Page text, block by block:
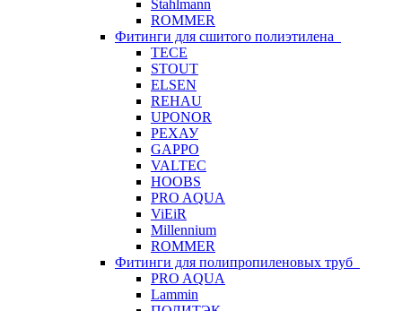
Stahlmann
ROMMER
Фитинги для сшитого полиэтилена
TECE
STOUT
ELSEN
REHAU
UPONOR
РЕХАУ
GAPPO
VALTEC
HOOBS
PRO AQUA
ViEiR
Millennium
ROMMER
Фитинги для полипропиленовых труб
PRO AQUA
Lammin